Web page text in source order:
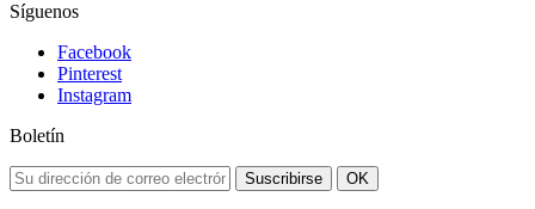
Síguenos
Facebook
Pinterest
Instagram
Boletín
Suscribirse OK